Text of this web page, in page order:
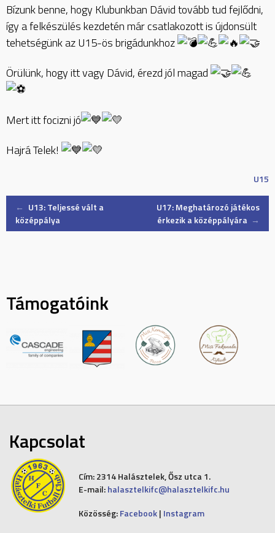
Bízunk benne, hogy Klubunkban Dávid tovább tud fejlődni,
így a felkészülés kezdetén már csatlakozott is újdonsült
tehetségünk az U15-ös brigádunkhoz
Örülünk, hogy itt vagy Dávid, érezd jól magad
Mert itt focizni jó
Hajrá Telek!
U15
Post
← U13: Teljessé vált a
középpálya
U17: Meghatározó játékos
érkezik a középpályára →
Támogatóink
Kapcsolat
Cím:2314 Halásztelek, Ősz utca 1.
E-mail: halasztelkifc@halasztelkifc.hu
Közösség: Facebook| Instagram